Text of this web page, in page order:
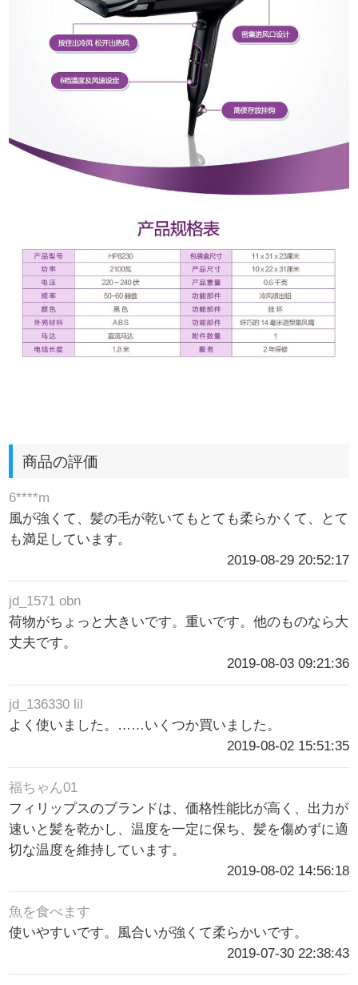
商品の評価
6****m
風が強くて、髪の毛が乾いてもとても柔らかくて、とて
も満足しています。
2019-08-29 20:52:17
jd_1571 obn
荷物がちょっと大きいです。重いです。他のものなら大
丈夫です。
2019-08-03 09:21:36
jd_136330 lil
よく使いました。……いくつか買いました。
2019-08-02 15:51:35
福ちゃん01
フィリップスのブランドは、価格性能比が高く、出力が
速いと髪を乾かし、温度を一定に保ち、髪を傷めずに適
切な温度を維持しています。
2019-08-02 14:56:18
魚を食べます
使いやすいです。風合いが強くて柔らかいです。
2019-07-30 22:38:43